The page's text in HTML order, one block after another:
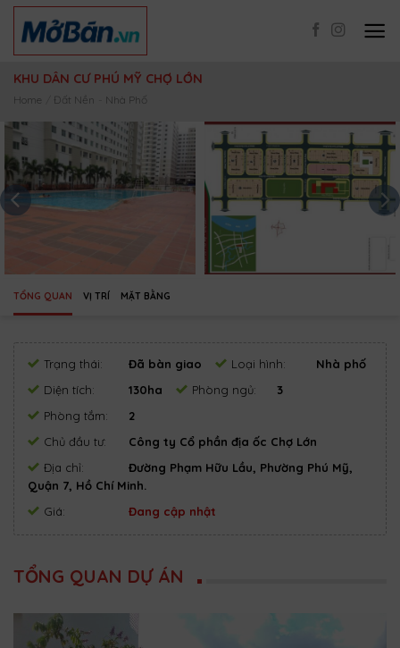
Skip
content
KHU DÂN CƯ PHÚ MỸ CHỢ LỚN
Home Đất Nền Nhà Phố
TỔNG QUAN VỊ TRÍ MẶT BẰNG
Trạng thái: Đã bàn giao Loại hình:
Nhà phố
Diện tích:
130ha Phòng ngủ:
3
Phòng tắm:
2
Chủ đầu tư:
Công ty Cổ phần địa ốc Chợ Lớn
Địa chỉ:
Đường Phạm Hữu Lầu, Phường Phú Mỹ,
Quận 7, Hồ Chí Minh.
Giá:
Đang cập nhật
TỔNG QUAN DỰ ÁN